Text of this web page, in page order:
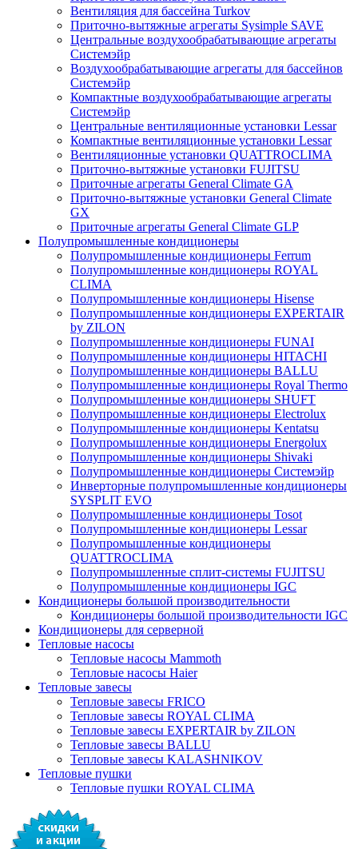
Вентиляция для бассейна Turkov
Приточно-вытяжные агрегаты Sysimple SAVE
Центральные воздухообрабатывающие агрегаты
Системэйр
Воздухообрабатывающие агрегаты для бассейнов
Системэйр
Компактные воздухообрабатывающие агрегаты
Системэйр
Центральные вентиляционные установки Lessar
Компактные вентиляционные установки Lessar
Вентиляционные установки QUATTROCLIMA
Приточно-вытяжные установки FUJITSU
Приточные агрегаты General Climate GA
Приточно-вытяжные установки General Climate
GX
Приточные агрегаты General Climate GLP
Полупромышленные кондиционеры
Полупромышленные кондиционеры Ferrum
Полупромышленные кондиционеры ROYAL
CLIMA
Полупромышленные кондиционеры Hisense
Полупромышленные кондиционеры EXPERTAIR
by ZILON
Полупромышленные кондиционеры FUNAI
Полупромышленные кондиционеры HITACHI
Полупромышленные кондиционеры BALLU
Полупромышленные кондиционеры Royal Thermo
Полупромышленные кондиционеры SHUFT
Полупромышленные кондиционеры Electrolux
Полупромышленные кондиционеры Kentatsu
Полупромышленные кондиционеры Energolux
Полупромышленные кондиционеры Shivaki
Полупромышленные кондиционеры Системэйр
Инверторные полупромышленные кондиционеры
SYSPLIT EVO
Полупромышленные кондиционеры Tosot
Полупромышленные кондиционеры Lessar
Полупромышленные кондиционеры
QUATTROCLIMA
Полупромышленные сплит-системы FUJITSU
Полупромышленные кондиционеры IGC
Кондиционеры большой производительности
Кондиционеры большой производительности IGC
Кондиционеры для серверной
Тепловые насосы
Тепловые насосы Mammoth
Тепловые насосы Haier
Тепловые завесы
Тепловые завесы FRICO
Тепловые завесы ROYAL CLIMA
Тепловые завесы EXPERTAIR by ZILON
Тепловые завесы BALLU
Тепловые завесы KALASHNIKOV
Тепловые пушки
Тепловые пушки ROYAL CLIMA